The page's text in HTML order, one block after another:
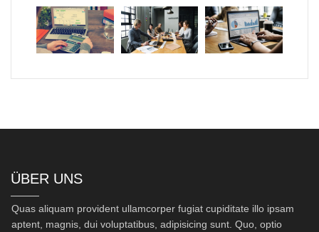
ÜBER UNS
Quas aliquam provident ullamcorper fugiat cupiditate illo ipsam
aptent, magnis, dui voluptatibus, adipisicing sunt. Quo, optio